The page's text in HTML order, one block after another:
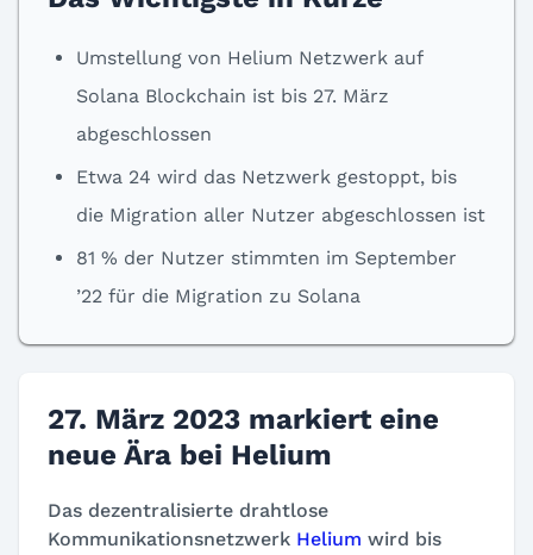
Umstellung von Helium Netzwerk auf
Solana Blockchain ist bis 27. März
abgeschlossen
Etwa 24 wird das Netzwerk gestoppt, bis
die Migration aller Nutzer abgeschlossen ist
81 % der Nutzer stimmten im September
’22 für die Migration zu Solana
27. März 2023 markiert eine
neue Ära bei Helium
Das dezentralisierte drahtlose
Kommunikationsnetzwerk Helium wird bis